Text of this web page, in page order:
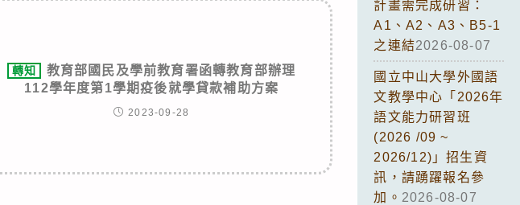
轉知
教育部國民及學前教育署函轉教育部辦理
112學年度第1學期疫後就學貸款補助方案
2023-09-28
計畫需完成研習：
A1、A2、A3、B5-1
之連結2026-08-07
國立中山大學外國語
文教學中心「2026年
語文能力研習班
(2026 /09 ~
2026/12)」招生資
訊，請踴躍報名參
加。 2026-08-07